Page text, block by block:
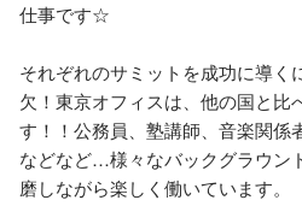
仕事です☆
それぞれのサミットを成功に導く
欠！東京オフィスは、他の国と比
す！！公務員、塾講師、音楽関係
などなど…様々なバックグラウン
磨しながら楽しく働いています。